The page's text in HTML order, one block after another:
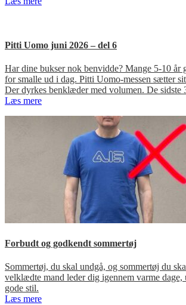
Pitti Uomo juni 2026 – del 6
Har dine bukser nok benvidde? Mange 5-10 år
for smalle ud i dag. Pitti Uomo-messen sætter
Der dyrkes benklæder med volumen. De sidste
Læs mere
Forbudt og godkendt sommertøj
Sommertøj, du skal undgå, og sommertøj du
velklædte mand leder dig igennem varme dage,
gode stil.
Læs mere